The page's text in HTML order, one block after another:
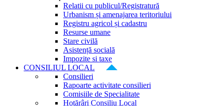
Relatii cu publicul/Registratură
Urbanism și amenajarea teritoriului
Registru agricol și cadastru
Resurse umane
Stare civilă
Asistență socială
Impozite si taxe
CONSILIUL LOCAL
Consilieri
Rapoarte activitate consilieri
Comisiile de Specialitate
Hotărâri Consiliu Local